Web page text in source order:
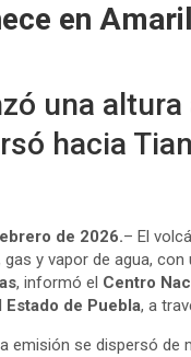
en
una
hacia
de 2026.– El
y vapor de agua, con
, informó el Centro
Estado de Puebla, a
emisión se dispersó de